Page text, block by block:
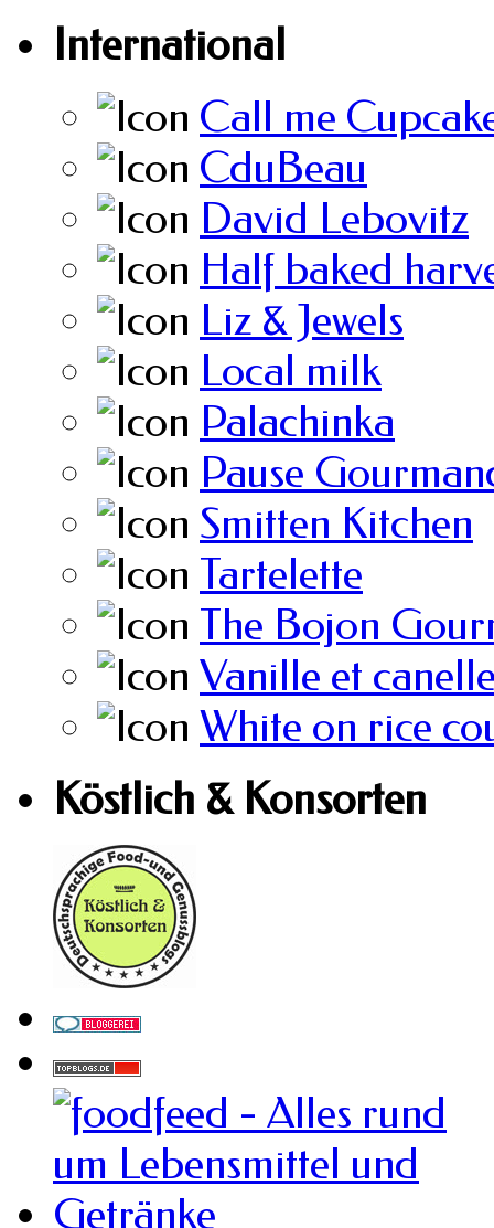
International
Call me
CduBeau
David Lebovitz
Half baked
Liz & Jewels
Local milk
Palachinka
Pause
Smitten Kitchen
Tartelette
The Bojon
Vanille et
White on rice
Köstlich & Konsorten